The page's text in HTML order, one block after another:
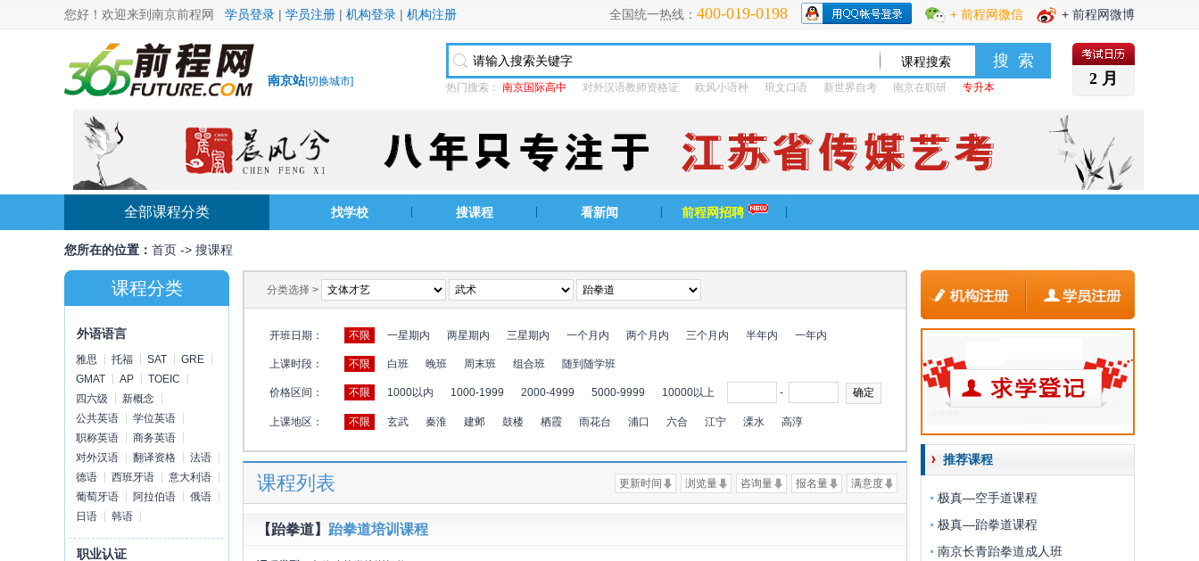
您好！欢迎来到南京前程网 学员登录 | 学员注册 | 机构登录 | 机构注册 + 前程网微博
+ 前程网微信
全国统一热线： 400-019-0198
南京站[切换城市] 热门搜索： 南京国际高中 对外汉语教师资格证 欧风小语种 琅文口语 新世界自考 南京在职研 专升本 2 月
全部课程分类 找学校 搜课程 看新闻 前程网招聘
您所在的位置： 首页 -> 搜课程
课程分类
外语语言
雅思 托福 SAT
GRE
GMAT
AP
TOEIC
四六级
新概念
公共英语
学位英语
职称英语
商务英语
对外汉语
翻译资格
法语
德语
西班牙语
意大利语
葡萄牙语
阿拉伯语
俄语
日语
韩语
职业认证
分类选择 >
开班日期： 不限 一星期内 两星期内 三星期内 一个月内 两个月内 三个月内 半年内 一年内
上课时段： 不限 白班 晚班 周末班 组合班 随到随学班
价格区间： 不限 1000以内 1000-1999 2000-4999 5000-9999 10000以上 -
上课地区： 不限 玄武 秦淮 建邺 鼓楼 栖霞 雨花台 浦口 六合 江宁 溧水 高淳
课程列表 满意度
报名量
咨询量
浏览量
更新时间
【跆拳道】 跆拳道培训课程
推荐课程
极真—空手道课程
极真—跆拳道课程
南京长青跆拳道成人班